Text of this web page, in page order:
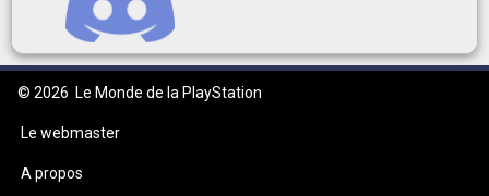
© 2026 Le Monde de la PlayStation
Le webmaster
A propos